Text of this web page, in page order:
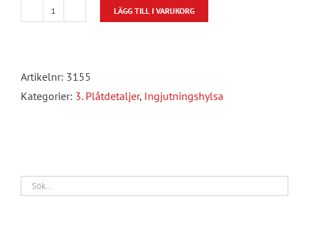
Ingjutningshylsa
(skyddsräcksystem)
mängd
LÄGG TILL I VARUKORG
Artikelnr: 3155
Kategorier: 3. Plåtdetaljer, Ingjutningshylsa